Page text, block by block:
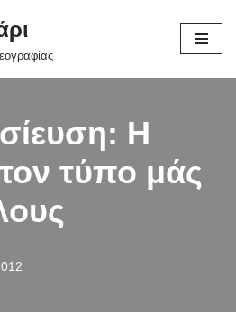
Η
τύπο μάς